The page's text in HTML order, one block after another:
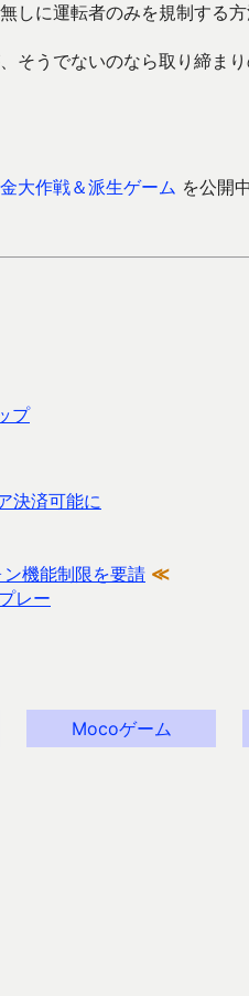
しに運転者のみを規制する方
そうでないのなら取り締ま
大作戦＆派生ゲーム を公開
プ
決済可能に
機能制限を要請 ≪
レー
Mocoゲーム